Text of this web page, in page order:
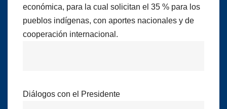
económica, para la cual solicitan el 35 % para los
pueblos indígenas, con aportes nacionales y de
cooperación internacional.
Diálogos con el Presidente